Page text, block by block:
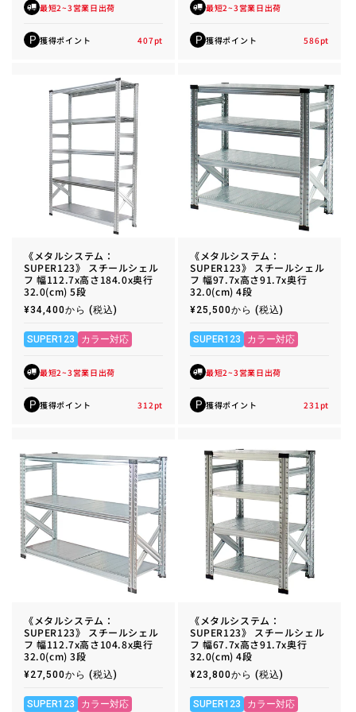
最短2~3営業日出荷
P 獲得ポイント 407pt
最短2~3営業日出荷
P 獲得ポイント 586pt
《メタルシステム：
SUPER123》 スチールシェル
フ 幅112.7x高さ184.0x奥行
32.0(cm) 5段
通
価
格
¥34,400から (税込)
SUPER123 カラー対応
最短2~3営業日出荷
P 獲得ポイント 312pt
《メタルシステム：
SUPER123》 スチールシェル
フ 幅97.7x高さ91.7x奥行
32.0(cm) 4段
通
価
格
¥25,500から (税込)
SUPER123 カラー対応
最短2~3営業日出荷
P 獲得ポイント 231 pt
《メタルシステム：
SUPER123》 スチールシェル
フ 幅112.7x高さ104.8x奥行
32.0(cm) 3段
通
価
格
¥27,500から (税込)
SUPER123 カラー対応
《メタルシステム：
SUPER123》 スチールシェル
フ 幅67.7x高さ91.7x奥行
32.0(cm) 4段
通
価
格
¥23,800から (税込)
SUPER123 カラー対応